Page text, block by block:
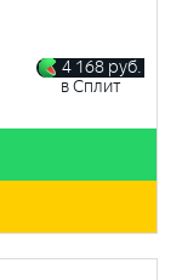
4 168 руб.
в Сплит